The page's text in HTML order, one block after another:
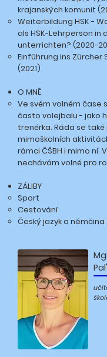
krajanských komunit
Weiterbildung HSK -
als HSK-Lehrperson in
unterrichten? (2020-
Einführung ins Zürcher
(2021)
O MNĚ
Ve svém volném čase
často volejbalu - jako
trenérka. Ráda se
mimoškolních
rámci ČŠBH i mimo ní.
nechávám volné pro
​ZÁLIBY
Sport
Cestování
Český jazyk a němčina